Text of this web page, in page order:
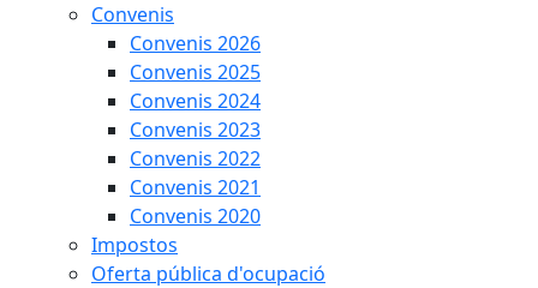
Convenis
Convenis 2026
Convenis 2025
Convenis 2024
Convenis 2023
Convenis 2022
Convenis 2021
Convenis 2020
Impostos
Oferta pública d'ocupació